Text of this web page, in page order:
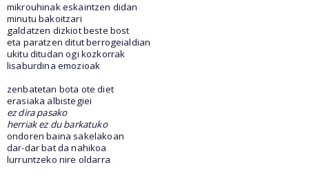
mikrouhinak eskaintzen didan
minutu bakoitzari
galdatzen dizkiot beste bost
eta paratzen ditut berrogeialdian
ukitu ditudan ogi kozkorrak
lisaburdina emozioak
zenbatetan bota ote diet
erasiaka albistegiei
ez dira pasako
herriak ez du barkatuko
ondoren baina sakelakoan
dar-dar bat da nahikoa
lurruntzeko nire oldarra